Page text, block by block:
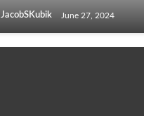
JacobSKubik June 27, 2024